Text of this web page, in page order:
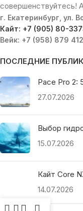
совершенствуйтесь!
г. Екатеринбург, ул.
Кайт: +7 (905) 80-
Вейк: +7 (958) 879
ПОСЛЕДНИЕ
Pace Pro 2:
27.07.2026
Выбор
15.07.2026
Кайт Core
14.07.2026